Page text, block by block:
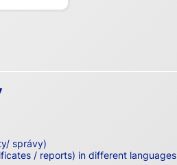
správy)
/ reports) in different languages